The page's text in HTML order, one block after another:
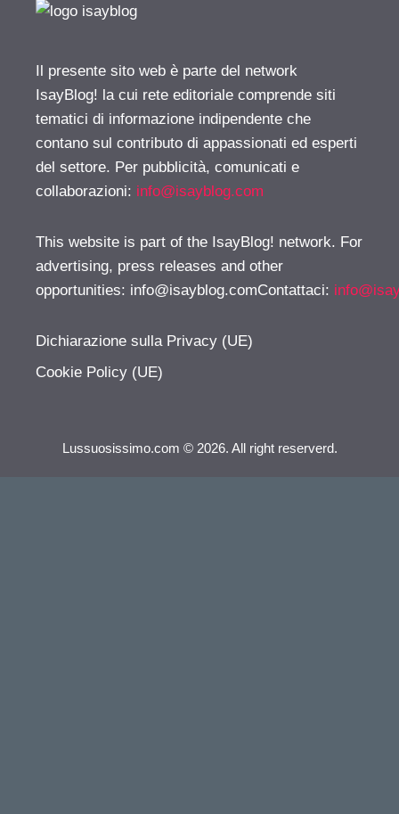
Il presente sito web è parte del network
IsayBlog! la cui rete editoriale comprende siti
tematici di informazione indipendente che
contano sul contributo di appassionati ed esperti
del settore. Per pubblicità, comunicati e
collaborazioni: info@isayblog.com
This website is part of the IsayBlog! network. For
advertising, press releases and other
opportunities: info@isayblog.comContattaci:
Dichiarazione sulla Privacy (UE)
Cookie Policy (UE)
Lussuosissimo.com © 2026. All right reserverd.